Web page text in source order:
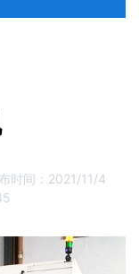
时间： 2021/11/4